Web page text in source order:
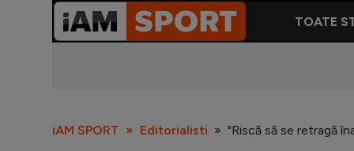
TOATE
iAM SPORT Editorialisti "Riscă să se retragă